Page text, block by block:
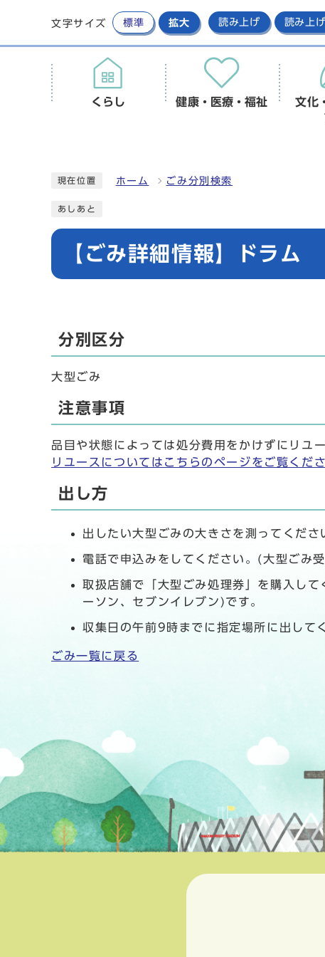
文字サイズ 標準 拡大 読み上げ 読み上
くらし 健康・医療・福祉
文化
現在位置 ホーム ごみ分別検索
あしあと
【ごみ詳細情報】ドラム
分別区分
大型ごみ
注意事項
品目や状態によっては処分費用をかけずにリユ
リユースについてはこちらのページをご覧くださ
出し方
出したい大型ごみの大きさを測ってくだ
電話で申込みをしてください。(大型ご
取扱店舗で「大型ごみ処理券」を購入し
ーソン、セブンイレブン)です。
収集日の午前9時までに指定場所に出して
ごみ一覧に戻る